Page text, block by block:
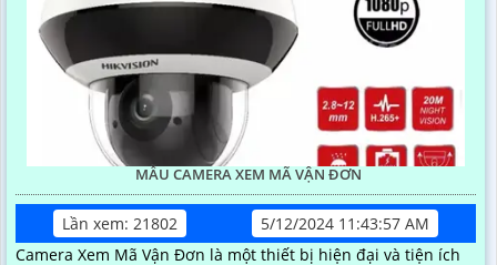
MẪU CAMERA XEM MÃ VẬN ĐƠN
Lần xem: 21802
5/12/2024 11:43:57 AM
Camera Xem Mã Vận Đơn là một thiết bị hiện đại và tiện ích